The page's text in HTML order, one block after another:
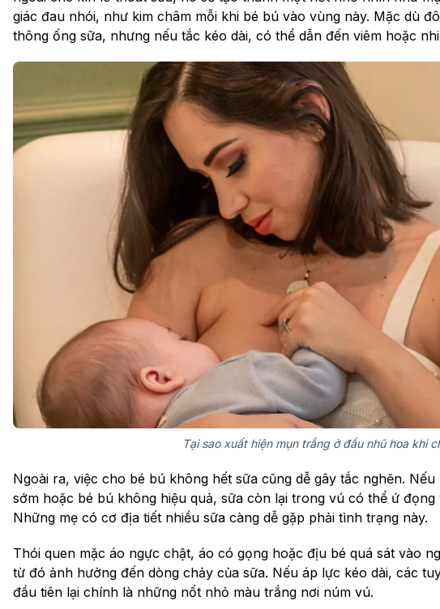
giác đau nhói, như kim châm mỗi khi bé bú vào vùng này. Mặc dù
thông ống sữa, nhưng nếu tắc kéo dài, có thể dẫn đến viêm hoặc
Tại sao xuất hiện mụn trắng ở đầu nhũ hoa khi
Ngoài ra, việc cho bé bú không hết sữa cũng dễ gây tắc nghẽn.
sớm hoặc bé bú không hiệu quả, sữa còn lại trong vú có thể ứ
Những mẹ có cơ địa tiết nhiều sữa càng dễ gặp phải tình trạng này.
Thói quen mặc áo ngực chật, áo có gọng hoặc địu bé quá sát vào
từ đó ảnh hưởng đến dòng chảy của sữa. Nếu áp lực kéo dài, các
đầu tiên lại chính là những nốt nhỏ màu trắng nơi núm vú.